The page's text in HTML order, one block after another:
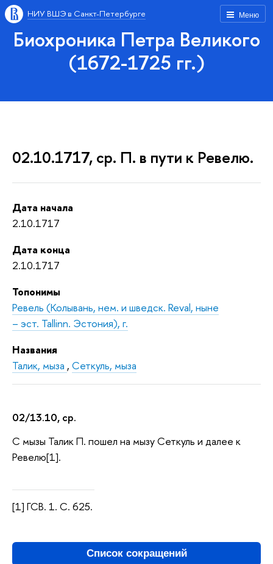
Меню
НИУ ВШЭ в Санкт-Петербурге
Биохроника Петра Великого
(1672-1725 гг.)
02.10.1717, ср. П. в пути к Ревелю.
Дата начала
2.10.1717
Дата конца
2.10.1717
Топонимы
Ревель (Колывань, нем. и шведск. Reval, ныне
– эст. Tallinn. Эстония), г.
Названия
Талик, мыза , Сеткуль, мыза
02/13.10, ср.
С мызы Талик П. пошел на мызу Сеткуль и далее к
Ревелю[1].
[1] ГСВ. 1. С. 625.
Список сокращений